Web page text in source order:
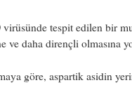
tespit edilen bir
ve daha dirençli olmasına
göre, aspartik asidin